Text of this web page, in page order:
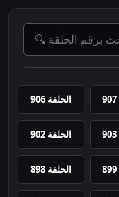
الحلقة 906
الحلقة 902
الحلقة 898